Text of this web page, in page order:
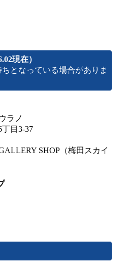
現在）
となっている場合がありま
ラノ
目3-37
SHOP（梅田スカイ